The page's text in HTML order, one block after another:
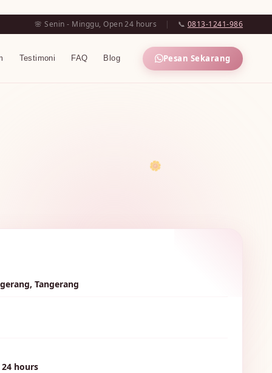
🌸 Senin - Minggu, Open 24 hours | 📞 0813-1241-986
Testimoni FAQ Blog Pesan Sekarang
🌼
Tangerang
hours